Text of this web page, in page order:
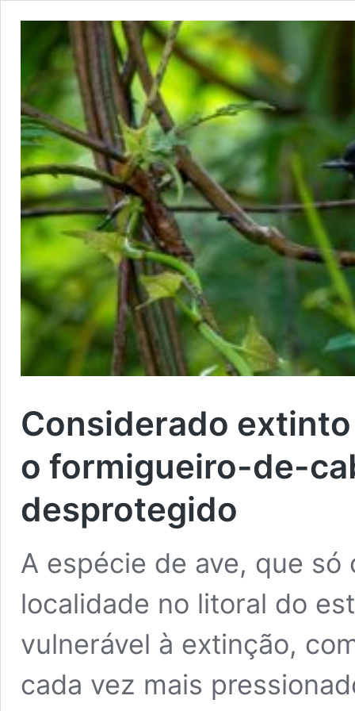
Considerado
o formigueiro-de-
desprotegido
A espécie de ave, que
localidade no litoral do
vulnerável à extinção,
cada vez mais